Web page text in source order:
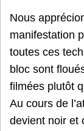
Nous
manifestation
toutes ces
bloc sont
filmées plutôt
Au cours de
devient noir et